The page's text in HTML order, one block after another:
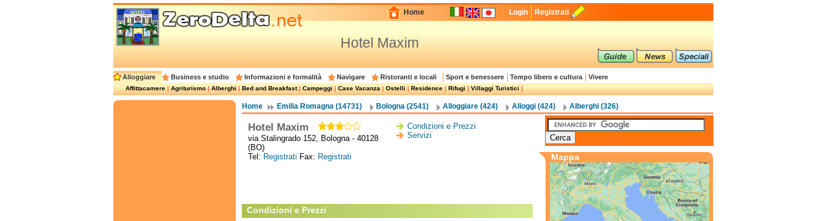
Home Login Registrati
Hotel Maxim
Alloggiare Business e studio Informazioni e formalità Navigare Ristoranti e locali Sport e benessere Tempo libero e cultura Vivere
Affittacamere|Agriturismo|Alberghi|Bed and Breakfast|Campeggi|Case Vacanza|Ostelli|Residence|Rifugi|Villaggi Turistici|
Home Emilia Romagna (14731) Bologna (2541) Alloggiare (424) Alloggi (424) Alberghi (326)
Hotel Maxim
Condizioni e Prezzi
Servizi
via Stalingrado 152, Bologna - 40128
(BO)
Tel: Registrati Fax: Registrati
Condizioni e Prezzi
Mappa